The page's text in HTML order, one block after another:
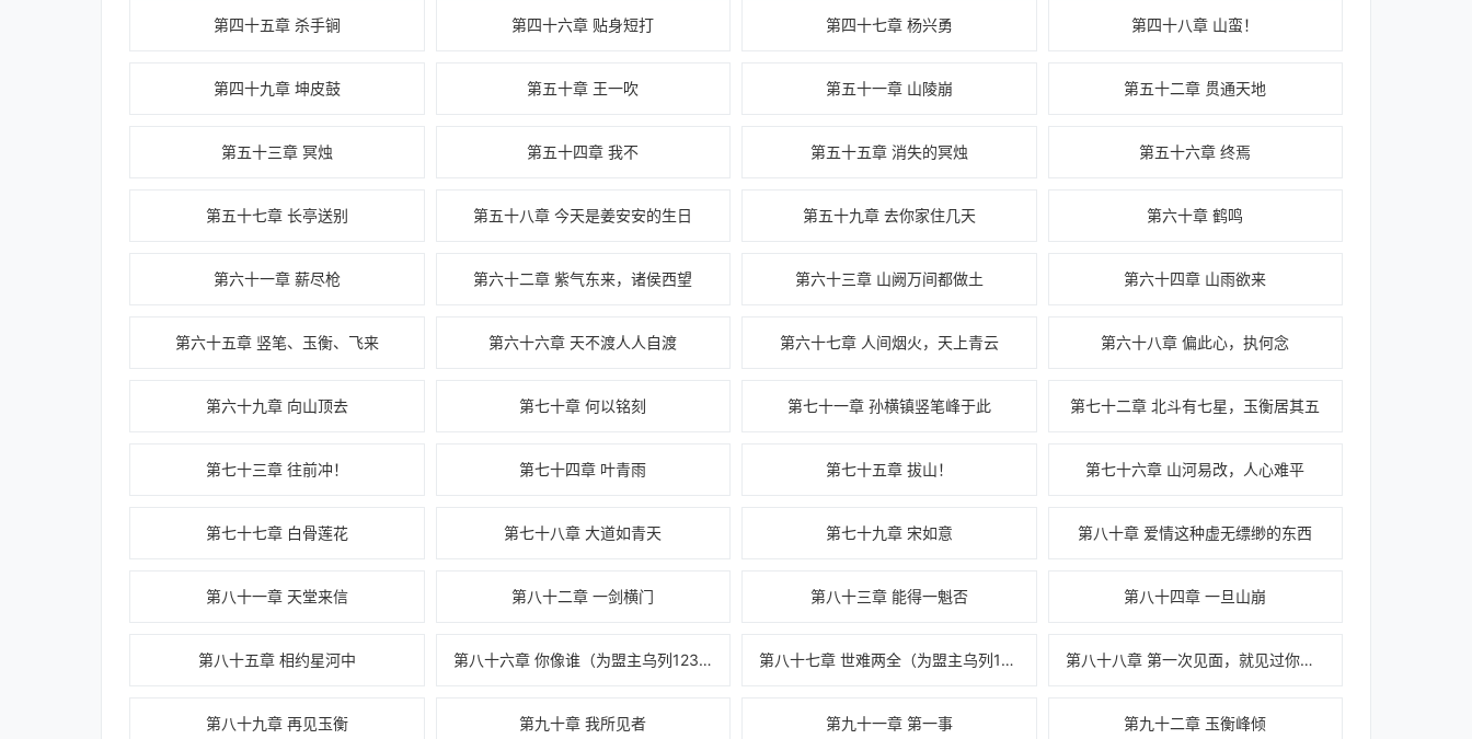
第四十五章 杀手锏 第四十六章 贴身短打 第四十七章 杨兴勇 第四十八章 山蛮！
第四十九章 坤皮鼓 第五十章 王一吹 第五十一章 山陵崩 第五十二章 贯通天地
第五十三章 冥烛 第五十四章 我不 第五十五章 消失的冥烛 第五十六章 终焉
第五十七章 长亭送别 第五十八章 今天是姜安安的生日 第五十九章 去你家住几天 第六十章 鹤鸣
第六十一章 薪尽枪 第六十二章 紫气东来，诸侯西望 第六十三章 山阙万间都做土 第六十四章 山雨欲来
第六十五章 竖笔、玉衡、飞来 第六十六章 天不渡人人自渡 第六十七章 人间烟火，天上青云 第六十八章 偏此心，执何念
第六十九章 向山顶去 第七十章 何以铭刻 第七十一章 孙横镇竖笔峰于此 第七十二章 北斗有七星，玉衡居其五
第七十三章 往前冲！ 第七十四章 叶青雨 第七十五章 拔山！ 第七十六章 山河易改，人心难平
第七十七章 白骨莲花 第七十八章 大道如青天 第七十九章 宋如意 第八十章 爱情这种虚无缥缈的东西
第八十一章 天堂来信 第八十二章 一剑横门 第八十三章 能得一魁否 第八十四章 一旦山崩
第八十五章 相约星河中 第八十六章 你像谁（为盟主乌列123加第一更） 第八十七章 世难两全（为盟主乌列123加第二更） 第八十八章 第一次见面，就见过你的裸身（为盟主乌列123加第三更）
第八十九章 再见玉衡 第九十章 我所见者 第九十一章 第一事 第九十二章 玉衡峰倾